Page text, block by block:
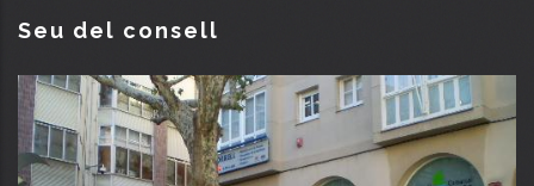
Seu del consell